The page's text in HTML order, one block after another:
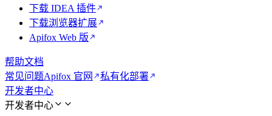
下载 IDEA 插件
下载浏览器扩展
Apifox Web 版
帮助文档
常见问题Apifox 官网
私有化部署
开发者中心
开发者中心